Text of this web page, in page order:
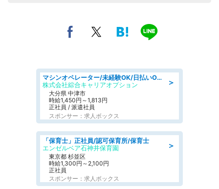
＞
マシンオペレーター/未経験OK/日払いOK/交替制/20・30・40代活躍中/製造 工場
株式会社綜合キャリアオプション
大分県 中津市
時給1,450円～1,813円
正社員 / 派遣社員
スポンサー：求人ボックス
＞
「保育士」正社員/認可保育所/保育士
エンゼルベア石神井保育園
東京都 杉並区
時給1,300円～2,100円
正社員
スポンサー：求人ボックス